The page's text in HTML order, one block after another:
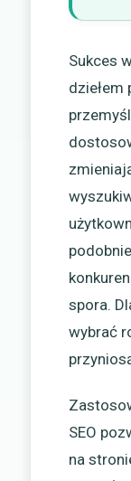
Sukces
dziełem
spora.
wybrać
SEO
na